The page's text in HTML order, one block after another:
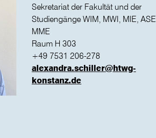
Sekretariat der Fakultät und der
Studiengänge WIM, MWI, MIE, ASE,
MME
Raum H 303
+49 7531 206-278
alexandra.schiller@htwg-
konstanz.de